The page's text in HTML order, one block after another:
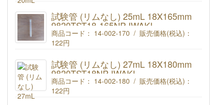
9820TST16.5NP
試験管 (リムなし) 25mL 18X165mm
9820TST18-165NP IWAKI
商品コード： 14-002-170 / 販売価格(税込)：
122円
165NP
試験管 (リムなし) 27mL 18X180mm
9820TST18NP IWAKI
商品コード： 14-002-180 / 販売価格(税込)：
122円